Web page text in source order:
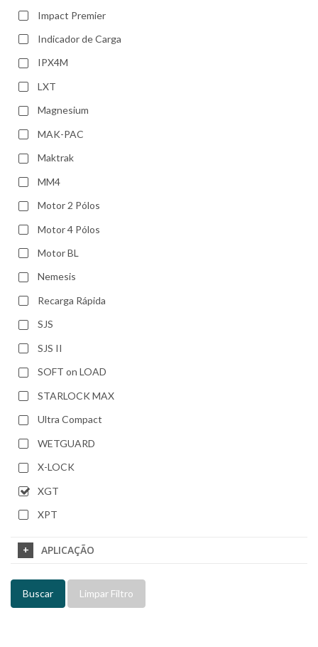
Impact Premier
Indicador de Carga
IPX4M
LXT
Magnesium
MAK-PAC
Maktrak
MM4
Motor 2 Pólos
Motor 4 Pólos
Motor BL
Nemesis
Recarga Rápida
SJS
SJS II
SOFT on LOAD
STARLOCK MAX
Ultra Compact
WETGUARD
X-LOCK
XGT
XPT
APLICAÇÃO
Buscar Limpar Filtro